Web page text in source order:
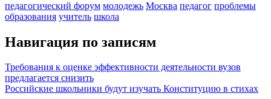
педагогический форум молодежь Москва педагог проблемы
образования учитель школа
Навигация по записям
Требования к оценке эффективности деятельности вузов
предлагается снизить
Российские школьники будут изучать Конституцию в стихах